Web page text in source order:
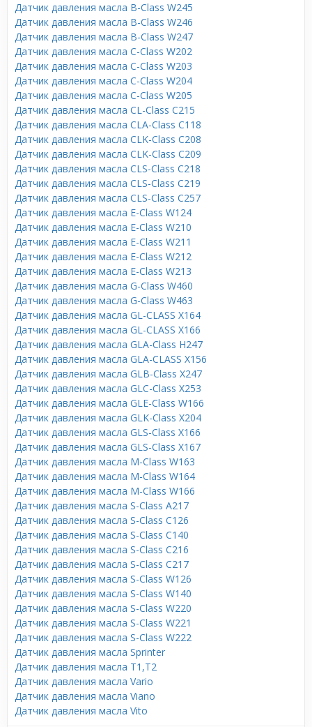
Датчик давления масла B-Class W245
Датчик давления масла B-Class W246
Датчик давления масла B-Class W247
Датчик давления масла C-Class W202
Датчик давления масла C-Class W203
Датчик давления масла C-Class W204
Датчик давления масла C-Class W205
Датчик давления масла CL-Class C215
Датчик давления масла CLA-Class C118
Датчик давления масла CLK-Class C208
Датчик давления масла CLK-Class C209
Датчик давления масла CLS-Class C218
Датчик давления масла CLS-Class C219
Датчик давления масла CLS-Class C257
Датчик давления масла E-Class W124
Датчик давления масла E-Class W210
Датчик давления масла E-Class W211
Датчик давления масла E-Class W212
Датчик давления масла E-Class W213
Датчик давления масла G-Class W460
Датчик давления масла G-Class W463
Датчик давления масла GL-CLASS X164
Датчик давления масла GL-CLASS X166
Датчик давления масла GLA-Class H247
Датчик давления масла GLA-CLASS X156
Датчик давления масла GLB-Class X247
Датчик давления масла GLC-Class X253
Датчик давления масла GLE-Class W166
Датчик давления масла GLK-Class X204
Датчик давления масла GLS-Class X166
Датчик давления масла GLS-Class X167
Датчик давления масла M-Class W163
Датчик давления масла M-Class W164
Датчик давления масла M-Class W166
Датчик давления масла S-Class A217
Датчик давления масла S-Class C126
Датчик давления масла S-Class C140
Датчик давления масла S-Class C216
Датчик давления масла S-Class C217
Датчик давления масла S-Class W126
Датчик давления масла S-Class W140
Датчик давления масла S-Class W220
Датчик давления масла S-Class W221
Датчик давления масла S-Class W222
Датчик давления масла Sprinter
Датчик давления масла T1,T2
Датчик давления масла Vario
Датчик давления масла Viano
Датчик давления масла Vito